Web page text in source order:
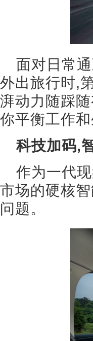
面对日常
外出旅行时,
湃动力随踩
你平衡工作
科技加码,
作为一代
市场的硬核
问题。